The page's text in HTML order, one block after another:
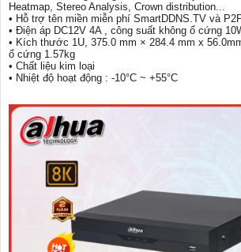
Heatmap, Stereo Analysis, Crown distribution...
• Hỗ trợ tên miền miễn phí SmartDDNS.TV và
• Điện áp DC12V 4A , công suất không ổ cứng
• Kích thước 1U, 375.0 mm × 284.4 mm x
ổ cứng 1.57kg
• Chất liệu kim loại
• Nhiệt độ hoạt động : -10°C ~ +55°C